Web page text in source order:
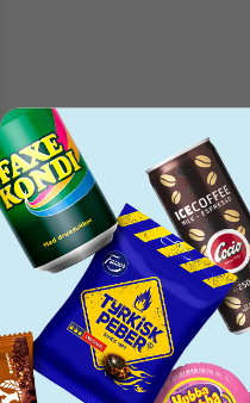
Translate »
Powered by
Shopping cart0
Der er ingen produkter i kurven!
Fortsæt med at handle